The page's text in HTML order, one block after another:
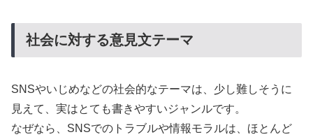
社会に対する意見文テーマ
SNSやいじめなどの社会的なテーマは、少し難しそうに
見えて、実はとても書きやすいジャンルです。
なぜなら、SNSでのトラブルや情報モラルは、ほとんど